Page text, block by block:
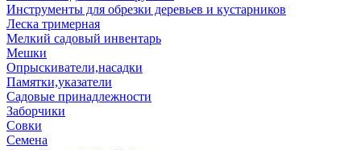
Инструменты для обрезки деревьев и кустарников
Леска тримерная
Мелкий садовый инвентарь
Мешки
Опрыскиватели,насадки
Памятки,указатели
Садовые принадлежности
Заборчики
Совки
Семена